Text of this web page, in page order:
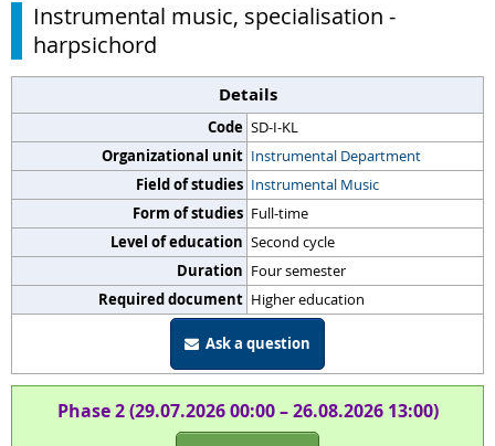
Instrumental music, specialisation -
harpsichord
Details
Code SD-I-KL
Organizational unit Instrumental Department
Field of studies Instrumental Music
Form of studies Full-time
Level of education Second cycle
Duration Four semester
Required document Higher education
Ask a question
Phase 2 (29.07.2026 00:00 – 26.08.2026 13:00)